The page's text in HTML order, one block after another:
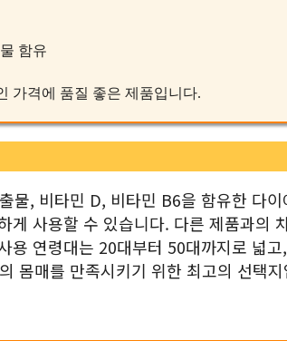
함유
가격에 품질 좋은 제품입니다.
물, 비타민 D, 비타민 B6을 함유한 다
게 사용할 수 있습니다. 다른 제품과의
용 연령대는 20대부터 50대까지로 넓
몸매를 만족시키기 위한 최고의 선택